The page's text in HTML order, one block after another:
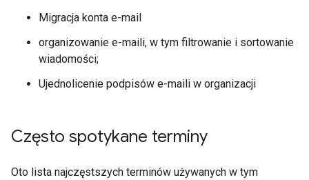
Migracja konta e-mail
organizowanie e-maili, w tym filtrowanie i sortowanie
wiadomości;
Ujednolicenie podpisów e-maili w organizacji
Często spotykane terminy
Oto lista najczęstszych terminów używanych w tym